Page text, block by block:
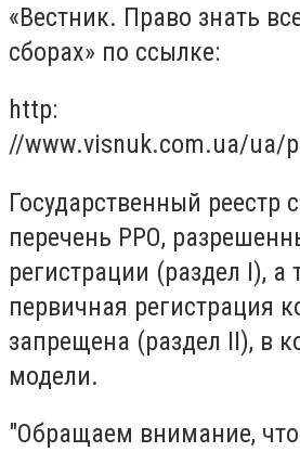
«Вестник. Право знать
сборах» по ссылке:
http:
//www.visnuk.com.ua/ua/
Государственный реестр
перечень РРО,
регистрации (раздел I), а
первичная регистрация
запрещена (раздел II), в
модели.
"Обращаем внимание,